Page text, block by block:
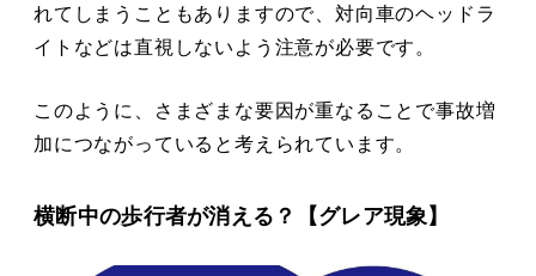
れてしまうこともありますので、対向車のヘッドラ
イトなどは直視しないよう注意が必要です。
このように、さまざまな要因が重なることで事故増
加につながっていると考えられています。
横断中の歩行者が消える？【グレア現象】